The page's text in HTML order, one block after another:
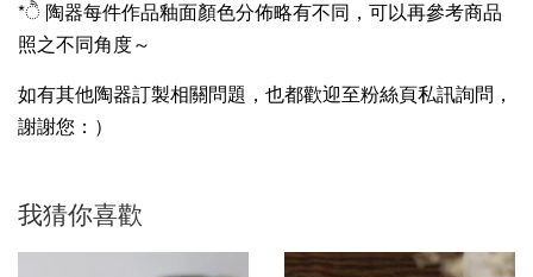
*ੈ 陶器每件作品釉面顏色分佈略有不同，可以再參考商品
照之不同角度～
如有其他陶器訂製相關問題，也都歡迎至粉絲頁私訊詢問，
謝謝您：）
我猜你喜歡